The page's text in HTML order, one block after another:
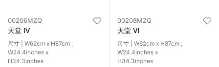
00206MZQ
天堂 Ⅳ
尺寸 | W62cm x H87cm ;
W24.4inches x
H34.3inches
00208MZQ
天堂 Ⅵ
尺寸 | W62cm x H87cm ;
W24.4inches x
H34.3inches